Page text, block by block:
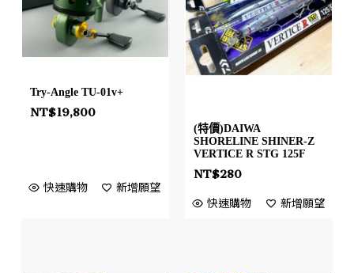
Try-Angle TU-01v+
NT$19,800
快速購物 新增願望
(特價)DAIWA
SHORELINE SHINER-Z
VERTICE R STG 125F
NT$280
快速購物 新增願望